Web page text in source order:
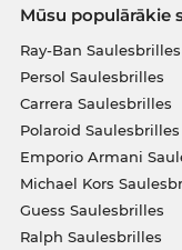
Mūsu populārākie
Ray-Ban Saulesbrilles
Persol Saulesbrilles
Carrera Saulesbrilles
Polaroid Saulesbrilles
Emporio Armani
Michael Kors
Guess Saulesbrilles
Ralph Saulesbrilles